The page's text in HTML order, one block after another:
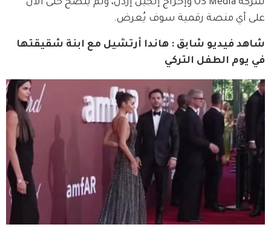
شركة O3 Media وإخراج إنجين إردن، ولم يتّضح حتى الآن
على أي منصة رقمية سوف يُعرض.
شاهد فيديو شابق : هاندا أرتشيل مع ابنة شقيقتها
في يوم الطفل التركي